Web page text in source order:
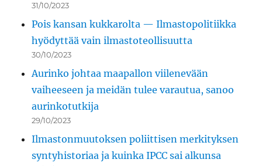
31/10/2023
Pois kansan kukkarolta — Ilmastopolitiikka
hyödyttää vain ilmastoteollisuutta
30/10/2023
Aurinko johtaa maapallon viilenevään
vaiheeseen ja meidän tulee varautua, sanoo
aurinkotutkija
29/10/2023
Ilmastonmuutoksen poliittisen merkityksen
syntyhistoriaa ja kuinka IPCC sai alkunsa